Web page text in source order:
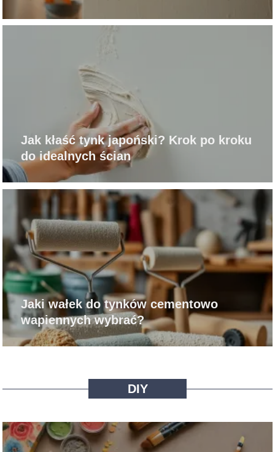
Jak kłaść tynk japoński? Krok po kroku
do idealnych ścian
Jaki wałek do tynków cementowo
wapiennych wybrać?
DIY